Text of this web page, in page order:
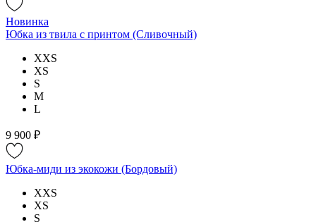
Новинка
Юбка из твила с принтом (Сливочный)
XXS
XS
S
M
L
9 900 ₽
Юбка-миди из экокожи (Бордовый)
XXS
XS
S